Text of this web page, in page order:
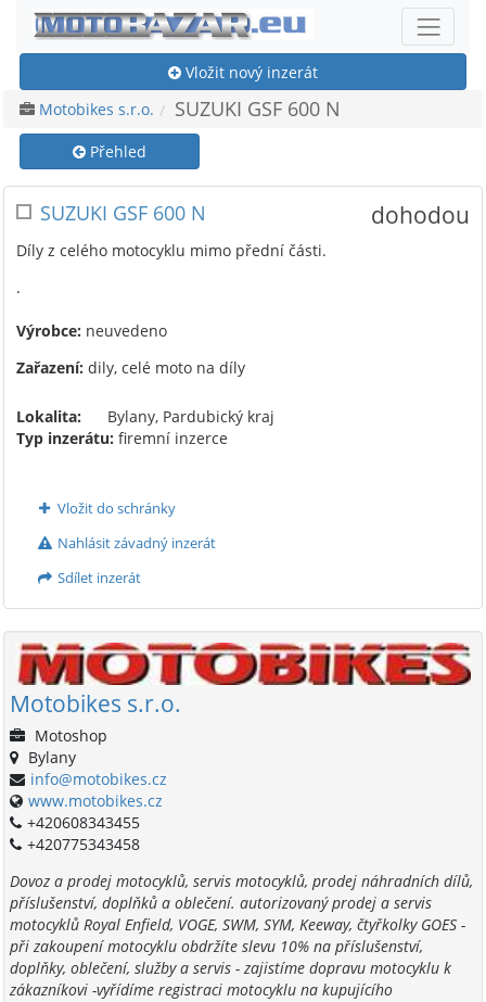
Vložit nový inzerát
Motobikes s.r.o.
SUZUKI GSF 600 N
Přehled
dohodou
SUZUKI GSF 600 N
Díly z celého motocyklu mimo přední části.
.
Výrobce: neuvedeno
Zařazení: dily, celé moto na díly
Lokalita:
Bylany, Pardubický kraj
Typ inzerátu: firemní inzerce
Vložit do schránky
Nahlásit závadný inzerát
Sdílet inzerát
Motobikes s.r.o.
Motoshop
Bylany
info@motobikes.cz
www.motobikes.cz
+420608343455
+420775343458
Dovoz a prodej motocyklů, servis motocyklů, prodej náhradních dílů,
příslušenství, doplňků a oblečení. autorizovaný prodej a servis
motocyklů Royal Enfield, VOGE, SWM, SYM, Keeway, čtyřkolky GOES -
při zakoupení motocyklu obdržíte slevu 10% na příslušenství,
doplňky, oblečení, služby a servis - zajistíme dopravu motocyklu k
zákazníkovi -vyřídíme registraci motocyklu na kupujícího